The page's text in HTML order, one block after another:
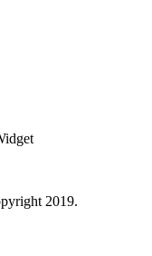
2019.